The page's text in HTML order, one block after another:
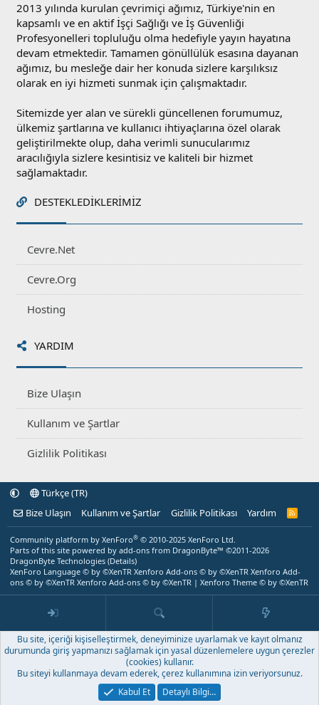
2013 yılında kurulan çevrimiçi ağımız, Türkiye'nin en
kapsamlı ve en aktif İşçi Sağlığı ve İş Güvenliği
Profesyonelleri topluluğu olma hedefiyle yayın hayatına
devam etmektedir. Tamamen gönüllülük esasına dayanan
ağımız, bu mesleğe dair her konuda sizlere karşılıksız
olarak en iyi hizmeti sunmak için çalışmaktadır.
Sitemizde yer alan ve sürekli güncellenen forumumuz,
ülkemiz şartlarına ve kullanıcı ihtiyaçlarına özel olarak
geliştirilmekte olup, daha verimli sunucularımız
aracılığıyla sizlere kesintisiz ve kaliteli bir hizmet
sağlamaktadır.
DESTEKLEDIKLERIMIZ
Cevre.Net
Cevre.Org
Hosting
YARDIM
Bize Ulaşın
Kullanım ve Şartlar
Gizlilik Politikası
Türkçe (TR)
Bize Ulaşın
Kullanım ve Şartlar Gizlilik Politikası Yardım
R
Community platform by XenForo® © 2010-2025 XenForo Ltd.
Parts of this site powered by add-ons from DragonByte™ ©2011-2026
DragonByte Technologies (Details)
XenForo Language © by ©XenTR Xenforo Add-ons © by ©XenTR Xenforo Add-
ons © by ©XenTR Xenforo Add-ons © by ©XenTR | Xenforo Theme © by ©XenTR
Bu site, içeriği kişiselleştirmek, deneyiminize uyarlamak ve kayıt olmanız
durumunda giriş yapmanızı sağlamak için yasal düzenlemelere uygun çerezler
(cookies) kullanır.
Bu siteyi kullanmaya devam ederek, çerez kullanımına izin veriyorsunuz.
Kabul Et
Detaylı Bilgi…